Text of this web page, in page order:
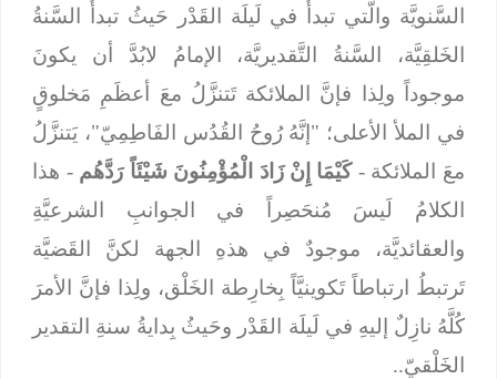
السَّنويَّة والَّتي تبدأُ في لَيلَة القَدْر حَيثُ تبدأُ السَّنةُ
الخَلقِيَّة، السَّنةُ التَّقديريَّة، الإمامُ لابُدَّ أن يكونَ
موجوداً ولِذا فإنَّ الملائكة تَتنزَّلُ معَ أعظَمِ مَخلوقٍ
في الملأ الأعلى؛ "إنَّهُ رُوحُ القُدُس الفَاطِمِيّ"، يَتنزَّلُ
معَ الملائكة -كَيْمَا إِنْ زَادَ الْمُؤْمِنُونَ شَيْئَاً رَدَّهُم- هذا
الكلامُ لَيسَ مُنحَصِراً في الجوانبِ الشرعيَّةِ
والعقائديَّة، موجودٌ في هذهِ الجهة لكنَّ القَضيَّة
تَرتبطُ ارتباطاً تَكوينيَّاً بِخارِطة الخَلْق، ولِذا فإنَّ الأمرَ
كُلَّهُ نازِلٌ إليهِ في لَيلَة القَدْر وحَيثُ بِدايةُ سنةِ التقدير
الخَلْقيّ..